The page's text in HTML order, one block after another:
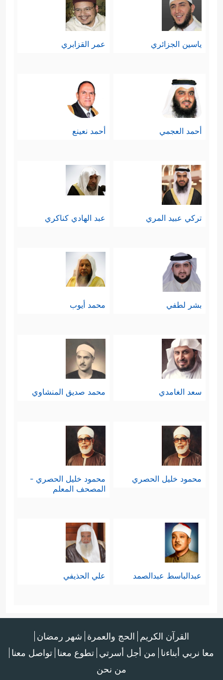
ياسين الجزائري عمر القزابري
أحمد العجمي أحمد نعينع
تركي عبيد المري عبد الهادي كناكري
بشر لطفي محمد أيوب
سعد الغامدي محمد صديق المنشاوي
محمود خليل الحصري
محمود خليل الحصري -
المصحف المعلم
عبدالباسط عبدالصمد علي الحذيفي
القرآن الكريم الحج والعمرة شهر رمضان
معا نربي أبناءنا من أجل أسرتي تطوع معنا تواصل معنا
من نحن